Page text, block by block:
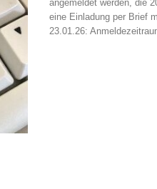
angemeldet werden, die
eine Einladung per Brief
23.01.26: